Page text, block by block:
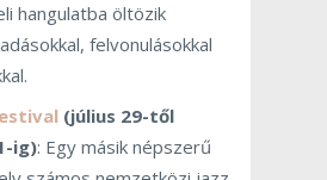
hangulatba öltözik
felvonulásokkal
(július 29-től
ig): Egy másik népszerű